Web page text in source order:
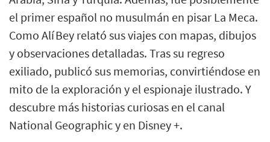
el primer español no musulmán en pisar La Meca.
Como Alí Bey relató sus viajes con mapas, dibujos
y observaciones detalladas. Tras su regreso
exiliado, publicó sus memorias, convirtiéndose en
mito de la exploración y el espionaje ilustrado. Y
descubre más historias curiosas en el canal
National Geographic y en Disney +.